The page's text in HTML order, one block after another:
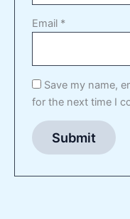
Email *
Save my name,
for the next time I